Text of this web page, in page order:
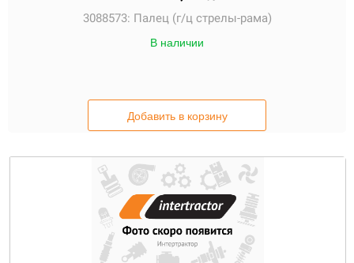
3088573: Палец (г/ц стрелы-рама)
В наличии
Добавить в корзину